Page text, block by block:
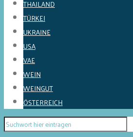
THAILAND
TÜRKEI
UKRAINE
USA
VAE
WEIN
WEINGUT
ÖSTERREICH